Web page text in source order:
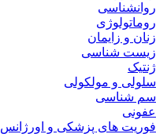
روانشناسی
روماتولوژی
زنان و زایمان
زیست شناسی
ژنتیک
سلولی و مولکولی
سم شناسی
عفونی
فوریت های پزشکی و اورژانس